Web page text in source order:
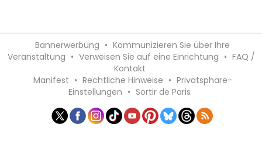
Bannerwerbung • Kommunizieren Sie über Ihre
Veranstaltung • Verweisen Sie auf eine Einrichtung • FAQ /
Kontakt
Manifest • Rechtliche Hinweise • Privatsphäre-
Einstellungen • Sortir de Paris